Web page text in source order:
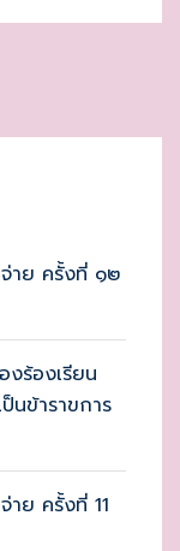
าย ครั้งที่ ๑๒
งร้องเรียน
นข้าราขการ
าย ครั้งที่ 11